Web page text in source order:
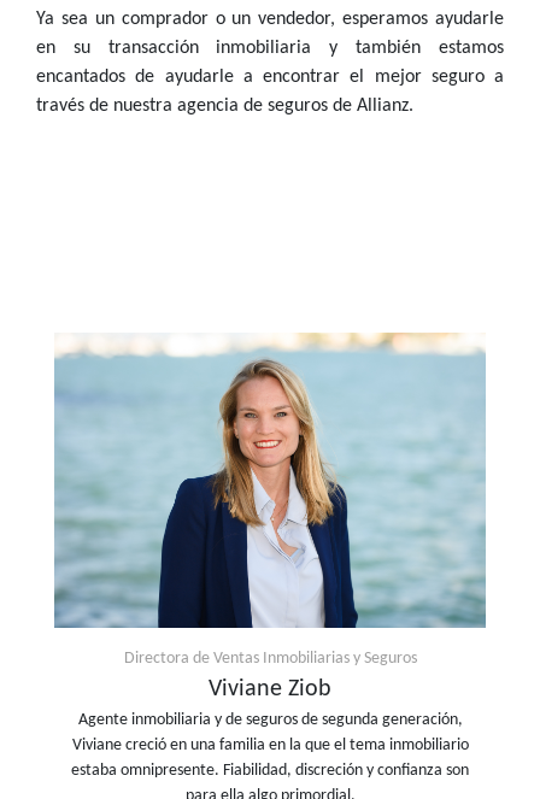
Ya sea un comprador o un vendedor, esperamos ayudarle
en su transacción inmobiliaria y también estamos
encantados de ayudarle a encontrar el mejor seguro a
través de nuestra agencia de seguros de Allianz.
Directora de Ventas Inmobiliarias y Seguros
Viviane Ziob
Agente inmobiliaria y de seguros de segunda generación,
Viviane creció en una familia en la que el tema inmobiliario
estaba omnipresente. Fiabilidad, discreción y confianza son